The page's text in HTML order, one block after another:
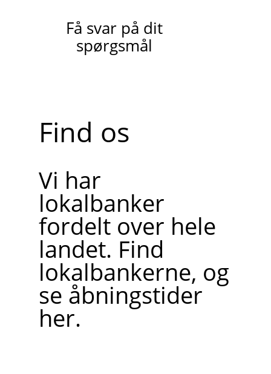
Få svar på dit
spørgsmål
Find os
Vi har
lokalbanker
fordelt over hele
landet. Find
lokalbankerne, og
se åbningstider
her.